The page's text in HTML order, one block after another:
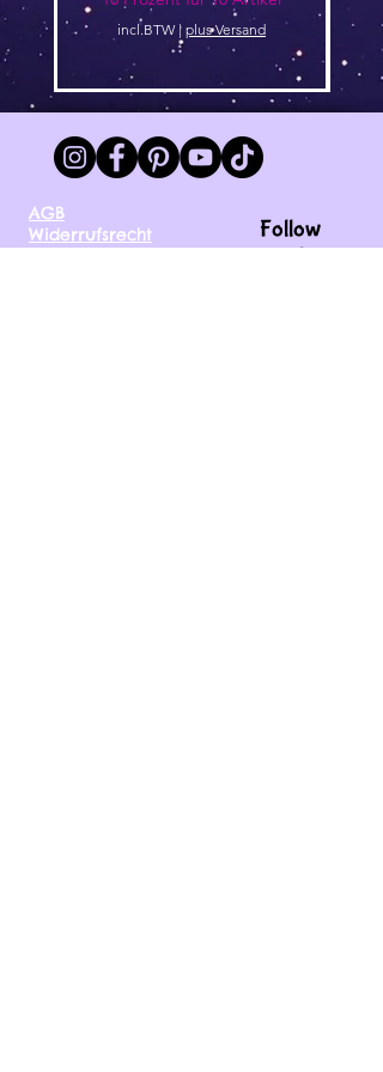
incl.BTW | plus Versand
AGB
Widerrufsrecht
Follow
me !